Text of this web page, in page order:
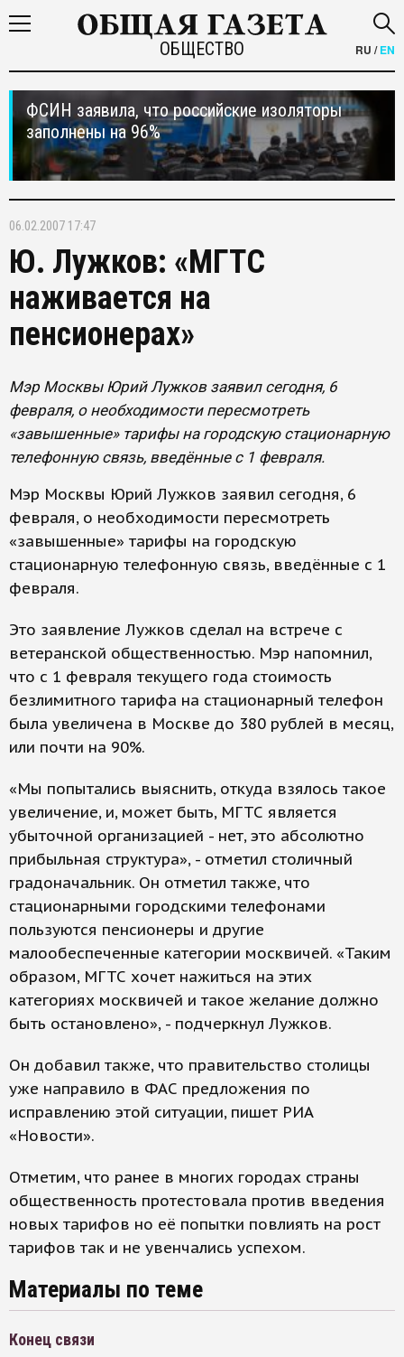
ОБЩЕСТВО RU /EN
ФСИН заявила, что российские изоляторы
заполнены на 96%
06.02.2007 17:47
Ю. Лужков: «МГТС
наживается на
пенсионерах»
Мэр Москвы Юрий Лужков заявил сегодня, 6
февраля, о необходимости пересмотреть
«завышенные» тарифы на городскую стационарную
телефонную связь, введённые с 1 февраля.
Мэр Москвы Юрий Лужков заявил сегодня, 6
февраля, о необходимости пересмотреть
«завышенные» тарифы на городскую
стационарную телефонную связь, введённые с 1
февраля.
Это заявление Лужков сделал на встрече с
ветеранской общественностью. Мэр напомнил,
что с 1 февраля текущего года стоимость
безлимитного тарифа на стационарный телефон
была увеличена в Москве до 380 рублей в месяц,
или почти на 90%.
«Мы попытались выяснить, откуда взялось такое
увеличение, и, может быть, МГТС является
убыточной организацией - нет, это абсолютно
прибыльная структура», - отметил столичный
градоначальник. Он отметил также, что
стационарными городскими телефонами
пользуются пенсионеры и другие
малообеспеченные категории москвичей. «Таким
образом, МГТС хочет нажиться на этих
категориях москвичей и такое желание должно
быть остановлено», - подчеркнул Лужков.
Он добавил также, что правительство столицы
уже направило в ФАС предложения по
исправлению этой ситуации, пишет РИА
«Новости».
Отметим, что ранее в многих городах страны
общественность протестовала против введения
новых тарифов но её попытки повлиять на рост
тарифов так и не увенчались успехом.
Материалы по теме
Конец связи